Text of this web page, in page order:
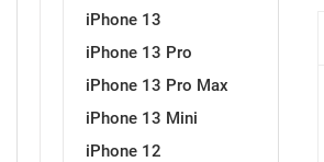
iPhone 13
iPhone 13 Pro
iPhone 13 Pro Max
iPhone 13 Mini
iPhone 12
Životinjsko carstvo